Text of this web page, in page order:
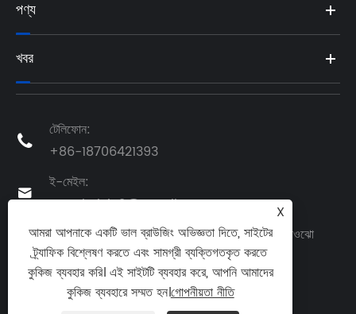
পণ্য
খবর

টেলিফোন:
+86-18706421393

ই-মেইল:
yangkaiyi112@gmail.com

ঠিকানা: নং 88 শানডং রোড, বেগুয়ান ইন্ডাস্ট্রিয়াল পার্ক, জিয়াওঝো
সিটি, কিংডাও, শানডং প্রদেশ, চীন
X
আমরা আপনাকে একটি ভাল ব্রাউজিং অভিজ্ঞতা দিতে, সাইটের
ট্র্যাফিক বিশ্লেষণ করতে এবং সামগ্রী ব্যক্তিগতকৃত করতে
কুকিজ ব্যবহার করি। এই সাইটটি ব্যবহার করে, আপনি আমাদের
কুকিজ ব্যবহারে সম্মত হন।গোপনীয়তা নীতি